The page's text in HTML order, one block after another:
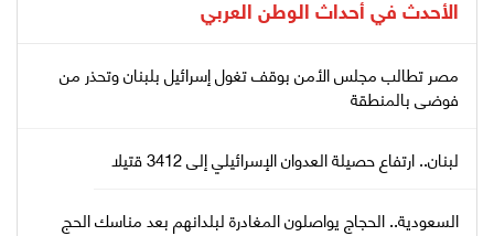
الأحدث في أحداث الوطن العربي
مصر تطالب مجلس الأمن بوقف تغول إسرائيل بلبنان وتحذر من
فوضى بالمنطقة
لبنان.. ارتفاع حصيلة العدوان الإسرائيلي إلى 3412 قتيلا
السعودية.. الحجاج يواصلون المغادرة لبلدانهم بعد مناسك الحج